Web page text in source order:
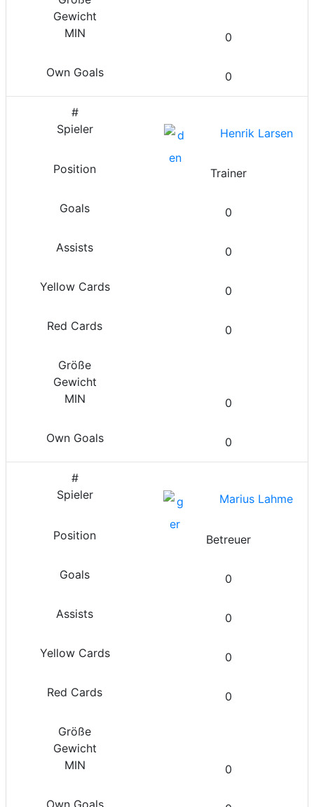
0
0
Henrik Larsen
Trainer
0
0
0
0
0
0
Marius Lahme
Betreuer
0
0
0
0
0